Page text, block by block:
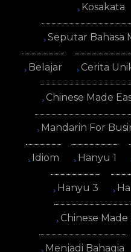
Kosakata
Seputar Bahasa
Belajar Cerita
Chinese Made
Mandarin For
Idiom Hanyu 1
Hanyu 3
Chinese Made
Menjadi Bahagia